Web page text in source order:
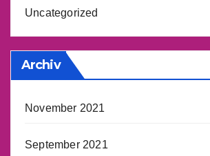
Uncategorized
Archiv
November 2021
September 2021